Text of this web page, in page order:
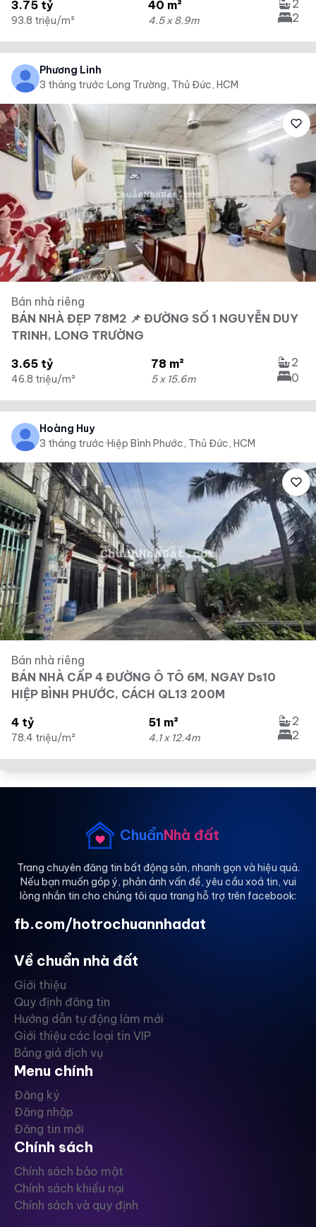
3.75 tỷ
93.8 triệu/m²
40 m²
4.5 x 8.9m
2
2
Phương Linh
3 tháng trước·Long Trường, Thủ Đức, HCM
Bán nhà riêng
BÁN NHÀ ĐẸP 78M2 📌 ĐƯỜNG SỐ 1 NGUYỄN DUY
TRINH, LONG TRƯỜNG
3.65 tỷ
46.8 triệu/m²
78 m²
5 x 15.6m
2
0
Hoàng Huy
3 tháng trước·Hiệp Bình Phước, Thủ Đức, HCM
Bán nhà riêng
BÁN NHÀ CẤP 4 ĐƯỜNG Ô TÔ 6M, NGAY Ds10
HIỆP BÌNH PHƯỚC, CÁCH QL13 200M
4 tỷ
78.4 triệu/m²
51 m²
4.1 x 12.4m
2
2
ChuẩnNhà đất
Trang chuyên đăng tin bất động sản, nhanh gọn và hiệu quả.
Nếu bạn muốn góp ý, phản ánh vấn đề, yêu cầu xoá tin, vui
lòng nhắn tin cho chúng tôi qua trang hỗ trợ trên facebook:
fb.com/hotrochuannhadat
Về chuẩn nhà đất
Giới thiệu
Quy định đăng tin
Hướng dẫn tự động làm mới
Giới thiệu các loại tin VIP
Bảng giá dịch vụ
Menu chính
Đăng ký
Đăng nhập
Đăng tin mới
Chính sách
Chính sách bảo mật
Chính sách khiếu nại
Chính sách và quy định